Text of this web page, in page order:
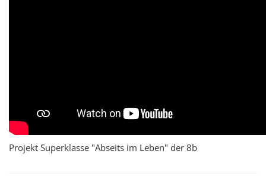
Projekt Superklasse "Abseits im Leben" der 8b